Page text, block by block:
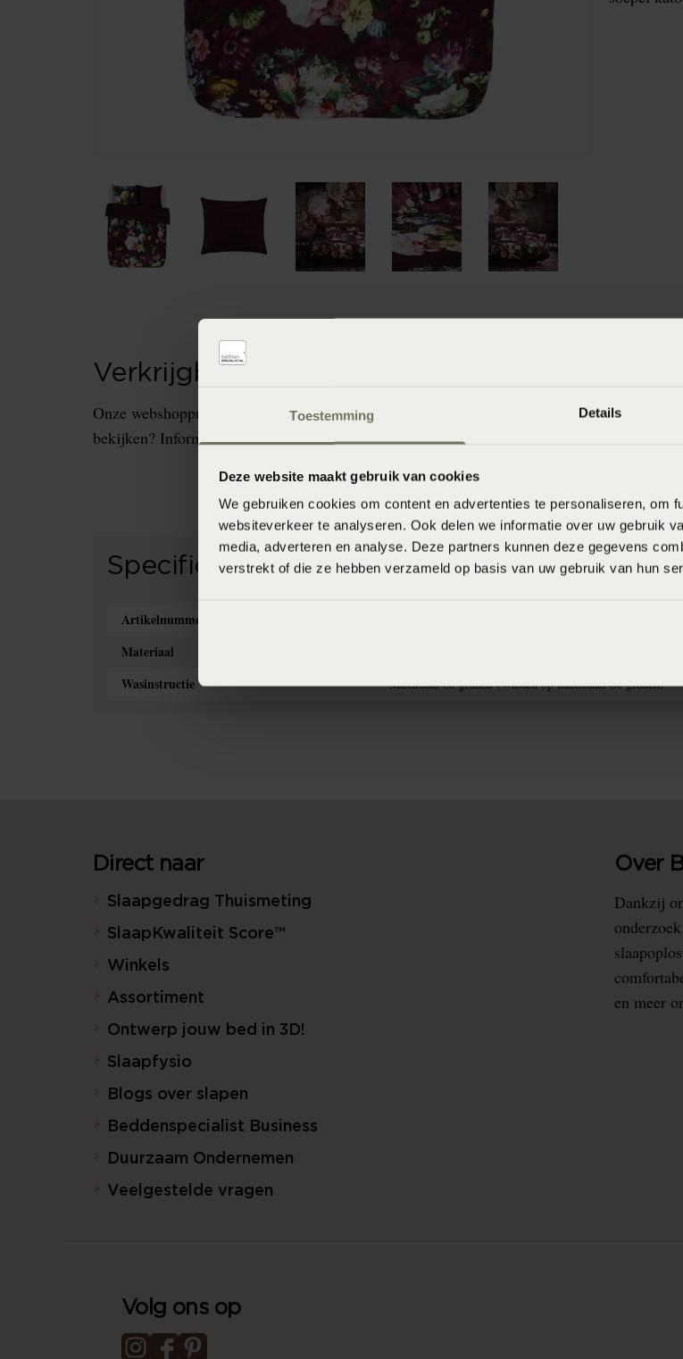
Toestemming Details
Deze website maakt gebruik van cookies
We gebruiken cookies om content en advertenties te personaliseren, om
websiteverkeer te analyseren. Ook delen we informatie over uw gebruik
media, adverteren en analyse. Deze partners kunnen deze gegevens
verstrekt of die ze hebben verzameld op basis van uw gebruik van hun
Verkrijgbaarheid in de winkels
Onze webshopproducten zijn niet altijd verkrijgbaar in de winkel. Wil je het product in de
bekijken? Informeer dan eerst naar de beschikbaarheid.
Specificaties
Artikelnummer
Materiaal
Wasinstructie Maximaal 60 graden (Wassen op maximaal 60 graden)
Direct naar
Slaapgedrag Thuismeting
SlaapKwaliteit Score™
Winkels
Assortiment
Ontwerp jouw bed in 3D!
Slaapfysio
Blogs over slapen
Beddenspecialist Business
Duurzaam Ondernemen
Veelgestelde vragen
Over
Dankzij
en meer
Volg ons op